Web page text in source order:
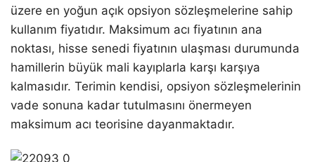
üzere en yoğun açık opsiyon sözleşmelerine sahip
kullanım fiyatıdır. Maksimum acı fiyatının ana
noktası, hisse senedi fiyatının ulaşması durumunda
hamillerin büyük mali kayıplarla karşı karşıya
kalmasıdır. Terimin kendisi, opsiyon sözleşmelerinin
vade sonuna kadar tutulmasını önermeyen
maksimum acı teorisine dayanmaktadır.